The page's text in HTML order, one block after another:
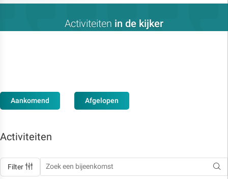
Activiteiten in de kijker
Aankomend Afgelopen
Activiteiten
Filter